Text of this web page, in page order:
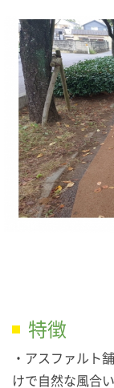
特徴
・アスファルト
けで自然な風合